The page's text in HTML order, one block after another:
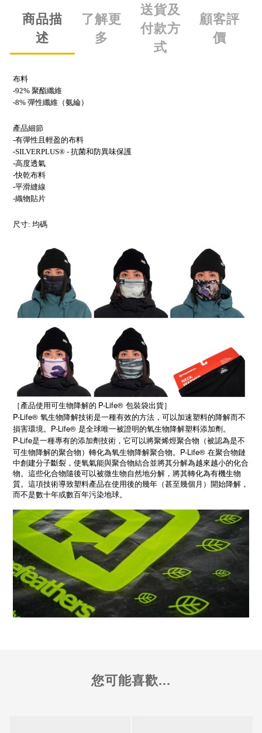
商品描
述
了解更
多
送貨及
付款方
式
顧客評
價
布料
-92% 聚酯纖維
-8% 彈性纖維（氨綸）
產品細節
-有彈性且輕盈的布料
-SILVERPLUS® - 抗菌和防異味保護
-高度透氣
-快乾布料
-平滑縫線
-織物貼片
尺寸: 均碼
［ 產品使用可生物降解的 P-Life® 包裝袋出貨］
P-Life® 氧生物降解技術是一種有效的方法，可以加速塑料的降解而不
損害環境。P-Life® 是全球唯一被證明的氧生物降解塑料添加劑。
P-Life是一種專有的添加劑技術，它可以將聚烯烴聚合物（被認為是不
可生物降解的聚合物）轉化為氧生物降解聚合物。 P-Life® 在聚合物鏈
中創建分子斷裂，使氧氣能與聚合物結合並將其分解為越來越小的化合
物。這些化合物隨後可以被微生物自然地分解，將其轉化為有機生物
質。這項技術導致塑料產品在使用後的幾年（甚至幾個月）開始降解，
而不是數十年或數百年污染地球。
您可能喜歡...